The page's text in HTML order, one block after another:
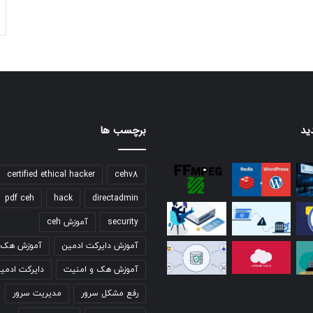
برچسب ها
cehv8
certified ethical hacker
directadmin
hack
pdf ceh
security آموزش ceh
آموزش دایرکت ادمین آموزش هک
آموزش هک و امنیت دایرکت
رفع مشکل سرور مدیریت سرور